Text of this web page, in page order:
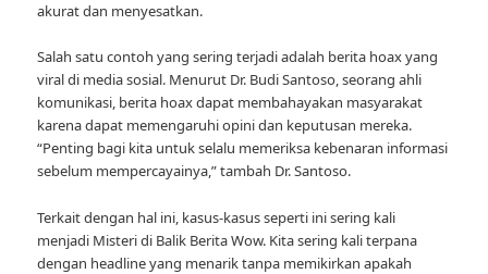
akurat dan menyesatkan.
Salah satu contoh yang sering terjadi adalah berita hoax yang
viral di media sosial. Menurut Dr. Budi Santoso, seorang ahli
komunikasi, berita hoax dapat membahayakan masyarakat
karena dapat memengaruhi opini dan keputusan mereka.
“Penting bagi kita untuk selalu memeriksa kebenaran informasi
sebelum mempercayainya,” tambah Dr. Santoso.
Terkait dengan hal ini, kasus-kasus seperti ini sering kali
menjadi Misteri di Balik Berita Wow. Kita sering kali terpana
dengan headline yang menarik tanpa memikirkan apakah